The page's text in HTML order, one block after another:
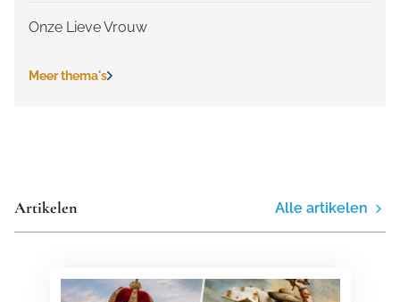
Onze Lieve Vrouw
Meer thema's
Artikelen Alle artikelen